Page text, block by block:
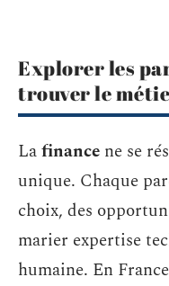
Explorer les
trouver le
Lafinance ne se
unique. Chaque
choix, des
marier expertise
humaine. En